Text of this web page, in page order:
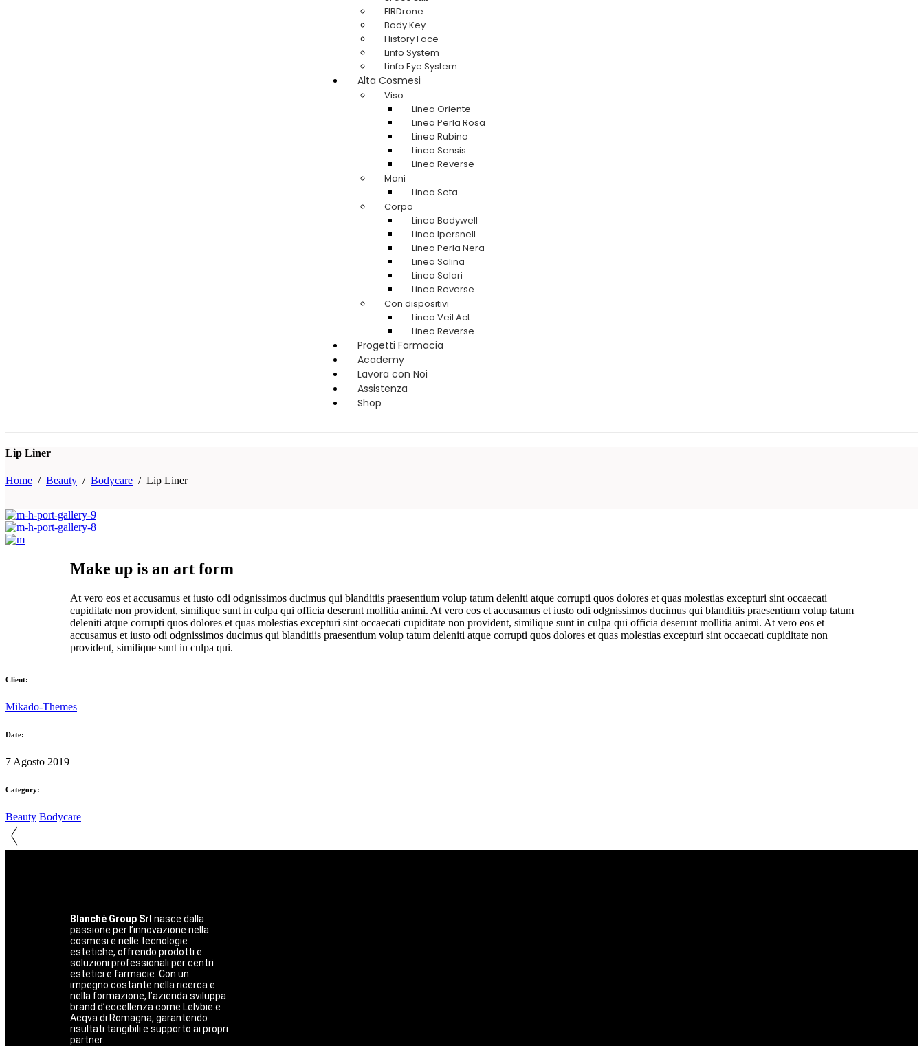
FIRDrone
Body Key
History Face
Linfo System
Linfo Eye System
Alta Cosmesi
Viso
Linea Oriente
Linea Perla Rosa
Linea Rubino
Linea Sensis
Linea Reverse
Mani
Linea Seta
Corpo
Linea Bodywell
Linea Ipersnell
Linea Perla Nera
Linea Salina
Linea Solari
Linea Reverse
Con dispositivi
Linea Veil Act
Linea Reverse
Progetti Farmacia
Academy
Lavora con Noi
Assistenza
Shop
Lip Liner
Home / Beauty / Bodycare / Lip Liner
Make up is an art form
At vero eos et accusamus et iusto odi odgnissimos ducimus qui blanditiis praesentium volup tatum deleniti atque corrupti quos dolores et quas molestias excepturi sint occaecati
cupiditate non provident, similique sunt in culpa qui officia deserunt mollitia animi. At vero eos et accusamus et iusto odi odgnissimos ducimus qui blanditiis praesentium volup tatum
deleniti atque corrupti quos dolores et quas molestias excepturi sint occaecati cupiditate non provident, similique sunt in culpa qui officia deserunt mollitia animi. At vero eos et
accusamus et iusto odi odgnissimos ducimus qui blanditiis praesentium volup tatum deleniti atque corrupti quos dolores et quas molestias excepturi sint occaecati cupiditate non
provident, similique sunt in culpa qui.
Client:
Mikado-Themes
Date:
7 Agosto 2019
Category:
Beauty Bodycare
Blanché Group Srl nasce dalla
passione per l’innovazione nella
cosmesi e nelle tecnologie
estetiche, offrendo prodotti e
soluzioni professionali per centri
estetici e farmacie. Con un
impegno costante nella ricerca e
nella formazione, l’azienda sviluppa
brand d’eccellenza come Lelvbie e
Acqva di Romagna, garantendo
risultati tangibili e supporto ai propri
partner.